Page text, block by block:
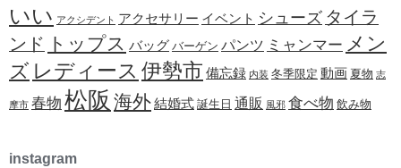
いい アクシデント アクセサリー イベント シューズ タイラ
ンド トップス バッグ バーゲン パンツ ミャンマー メン
ズ レディース 伊勢市 備忘録 内装 冬季限定 動画 夏物 志
摩市 春物 松阪 海外結婚式 誕生日 通販 風邪 食べ物 飲み物
instagram